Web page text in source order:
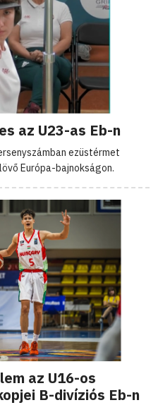
az U23-as Eb-n
ezüstérmet
Európa-bajnokságon.
az U16-os
B-divíziós Eb-n